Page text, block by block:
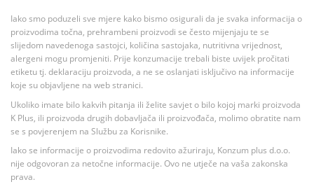
Iako smo poduzeli sve mjere kako bismo osigurali da je svaka informacija o
proizvodima točna, prehrambeni proizvodi se često mijenjaju te se
slijedom navedenoga sastojci, količina sastojaka, nutritivna vrijednost,
alergeni mogu promjeniti. Prije konzumacije trebali biste uvijek pročitati
etiketu tj. deklaraciju proizvoda, a ne se oslanjati isključivo na informacije
koje su objavljene na web stranici.
Ukoliko imate bilo kakvih pitanja ili želite savjet o bilo kojoj marki proizvoda
K Plus, ili proizvoda drugih dobavljača ili proizvođača, molimo obratite nam
se s povjerenjem na Službu za Korisnike.
Iako se informacije o proizvodima redovito ažuriraju, Konzum plus d.o.o.
nije odgovoran za netočne informacije. Ovo ne utječe na vaša zakonska
prava.